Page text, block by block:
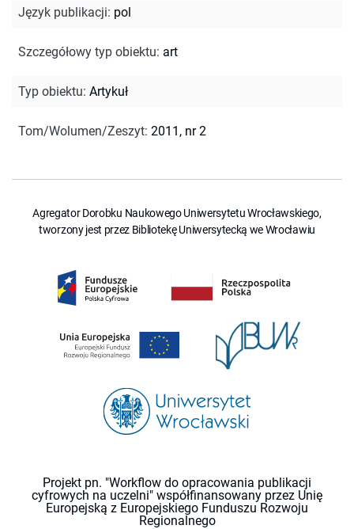
Język publikacji: pol
Szczegółowy typ obiektu: art
Typ obiektu: Artykuł
Tom/Wolumen/Zeszyt: 2011, nr 2
Agregator Dorobku Naukowego Uniwersytetu Wrocławskiego,
tworzony jest przez Bibliotekę Uniwersytecką we Wrocławiu
Projekt pn. "Workflow do opracowania publikacji
cyfrowych na uczelni" współfinansowany przez Unię
Europejską z Europejskiego Funduszu Rozwoju
Regionalnego